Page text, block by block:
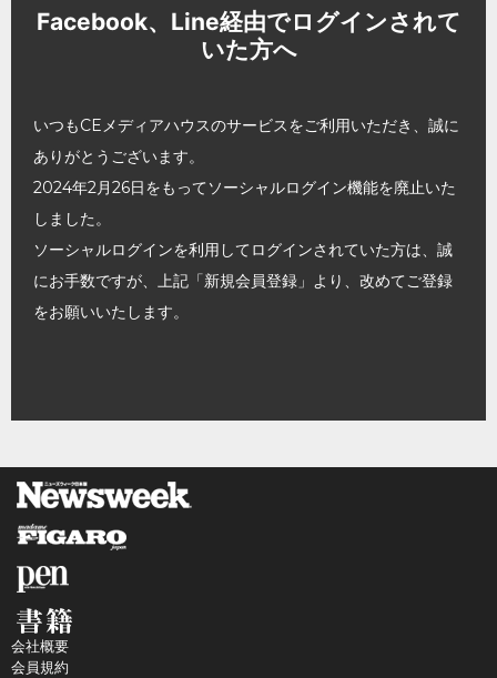
Facebook、Line経由でログインされて
いた方へ
いつもCEメディアハウスのサービスをご利用いただき、誠に
ありがとうございます。
2024年2月26日をもってソーシャルログイン機能を廃止いた
しました。
ソーシャルログインを利用してログインされていた方は、誠
にお手数ですが、上記「新規会員登録」より、改めてご登録
をお願いいたします。
会社概要
会員規約